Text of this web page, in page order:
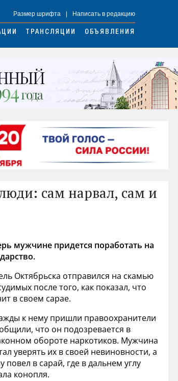
Размер шрифта Написать в редакцию
ТРАНСЛЯЦИИ ОБЪЯВЛЕНИЯ
сам нарвал, сам и
мужчине придется поработать на
Октябрьска отправился на скамью
после того, как показал, что
в своем сарае.
к нему пришли правоохранители
что он подозревается в
обороте наркотиков. Мужчина
уверять их в своей невиновности, а
повел в сарай, где в дальнем углу
конопля.